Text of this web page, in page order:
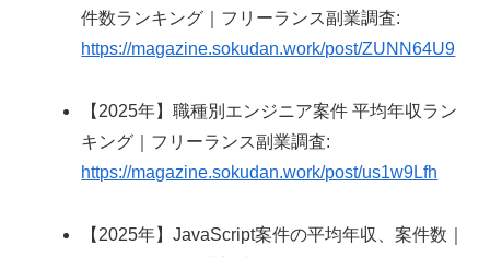
件数ランキング｜フリーランス副業調査:
https://magazine.sokudan.work/post/ZUNN64U9
【2025年】職種別エンジニア案件 平均年収ラン
キング｜フリーランス副業調査:
https://magazine.sokudan.work/post/us1w9Lfh
【2025年】JavaScript案件の平均年収、案件数｜